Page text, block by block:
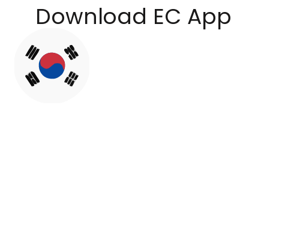
Download EC App